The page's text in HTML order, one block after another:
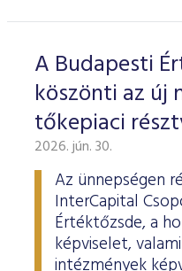
A Budapesti
köszönti az új
tőkepiaci
2026. jún. 30.
Az ünnepségen
InterCapital
Értéktőzsde, a
képviselet,
intézmények